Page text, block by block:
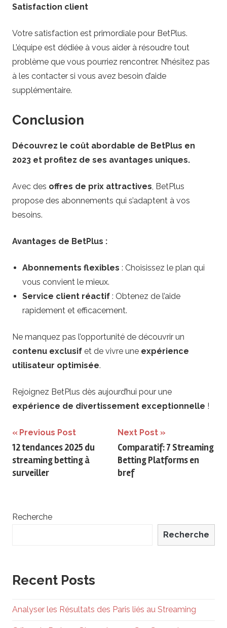
Satisfaction client
Votre satisfaction est primordiale pour BetPlus.
L’équipe est dédiée à vous aider à résoudre tout
problème que vous pourriez rencontrer. N’hésitez pas
à les contacter si vous avez besoin d’aide
supplémentaire.
Conclusion
Découvrez le coût abordable de BetPlus en
2023 et profitez de ses avantages uniques.
Avec des offres de prix attractives, BetPlus
propose des abonnements qui s’adaptent à vos
besoins.
Avantages de BetPlus :
Abonnements flexibles : Choisissez le plan qui
vous convient le mieux.
Service client réactif : Obtenez de l’aide
rapidement et efficacement.
Ne manquez pas l’opportunité de découvrir un
contenu exclusif et de vivre une expérience
utilisateur optimisée.
Rejoignez BetPlus dès aujourd’hui pour une
expérience de divertissement exceptionnelle !
Navigation
de
l’article
Previous Post
12 tendances 2025 du
streaming betting à
surveiller
Next Post
Comparatif: 7 Streaming
Betting Platforms en
bref
Recherche
Recherche
Recent Posts
Analyser les Résultats des Paris liés au Streaming